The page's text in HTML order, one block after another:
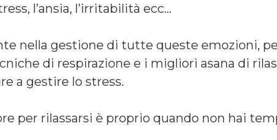
l’ansia, l’irritabilità ecc…
nella gestione di tutte queste emozioni,
di respirazione e i migliori asana di
a gestire lo stress.
per rilassarsi è proprio quando non hai